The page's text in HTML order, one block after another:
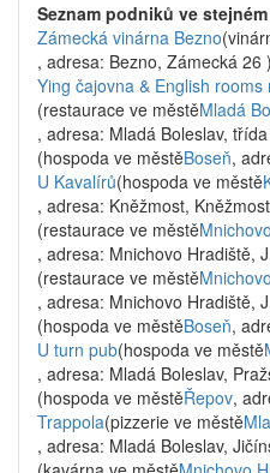
Seznam podniků ve
Zámecká vinárna Bezno
, adresa: Bezno, Zámecká 26 )
Ying čajovna & English rooms
(restaurace ve městěMladá
, adresa: Mladá Boleslav,
(hospoda ve městěBoseň,
U Kavalírů(hospoda ve městě
, adresa: Kněžmost,
(restaurace ve městě
, adresa: Mnichovo Hradiště,
(restaurace ve městě
, adresa: Mnichovo Hradiště,
(hospoda ve městěBoseň,
U turn pub(hospoda ve městě
, adresa: Mladá Boleslav,
(hospoda ve městěŘepov,
Trappola(pizzerie ve městě
, adresa: Mladá Boleslav,